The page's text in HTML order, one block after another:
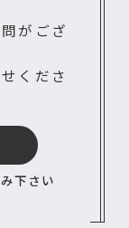
がござ
くださ
下さい